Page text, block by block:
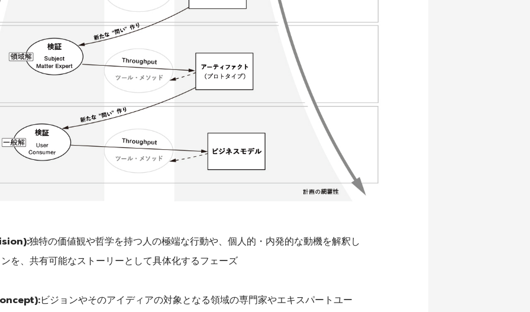
独特の価値観や哲学を持つ人の極端な行動や、個人的・内発的な動機を解釈し
を、共有可能なストーリーとして具体化するフェーズ
ビジョンやそのアイディアの対象となる領域の専門家やエキスパートユー